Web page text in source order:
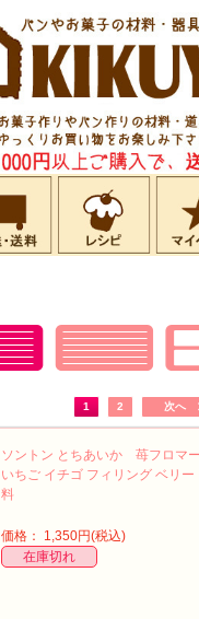
1 2 次へ
ソントン とちあいか 苺フロマ
いちご イチゴ フィリング ベリ
料
価格： 1,350円(税込)
在庫切れ